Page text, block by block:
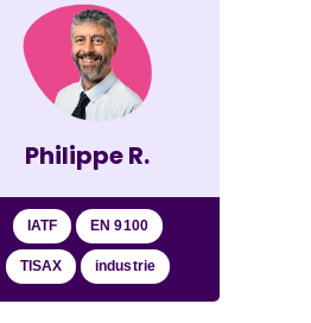
Philippe R.
IATF EN 9100
TISAX industrie